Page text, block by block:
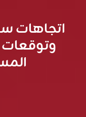
اتجاهات